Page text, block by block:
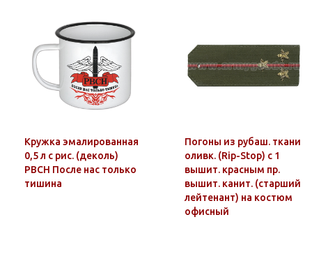
Кружка эмалированная
0,5 л с рис. (деколь)
РВСН После нас только
тишина
Погоны из рубаш. ткани
оливк. (Rip-Stop) c 1
вышит. красным пр.
вышит. канит. (старший
лейтенант) на костюм
офисный